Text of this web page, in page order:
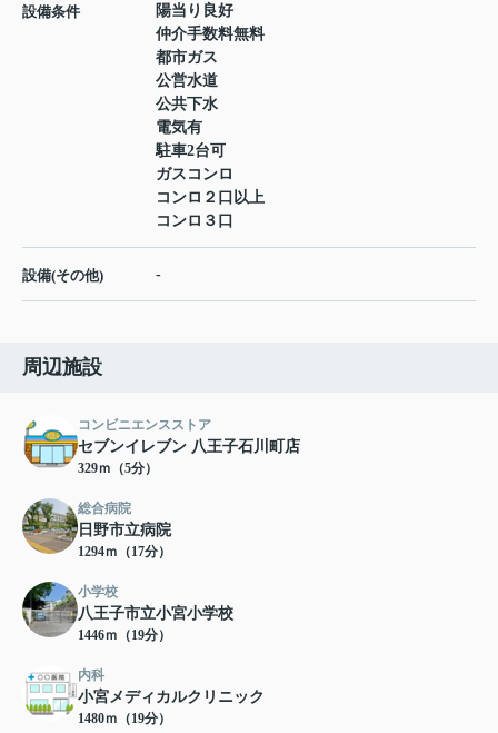
設備条件
陽当り良好
仲介手数料無料
都市ガス
公営水道
公共下水
電気有
駐車2台可
ガスコンロ
コンロ２口以上
コンロ３口
設備(その他) -
周辺施設
コンビニエンスストア
セブンイレブン 八王子石川町店
329ｍ（5分）
総合病院
日野市立病院
1294ｍ（17分）
小学校
八王子市立小宮小学校
1446ｍ（19分）
内科
小宮メディカルクリニック
1480ｍ（19分）